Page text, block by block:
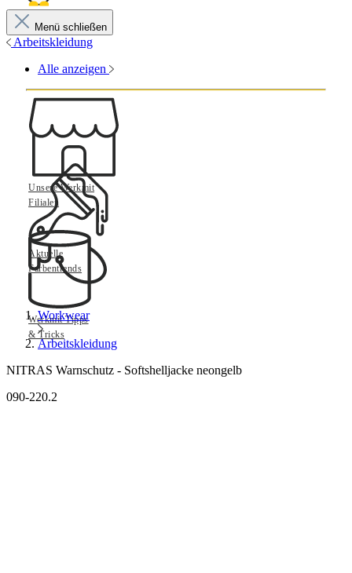
Menü schließen
Arbeitskleidung
Alle anzeigen
Unsere Werkmit
Filialen
Aktuelle
Farbentrends
Werkmit Tipps
& Tricks
Workwear
Arbeitskleidung
NITRAS Warnschutz - Softshelljacke neongelb
090-220.2